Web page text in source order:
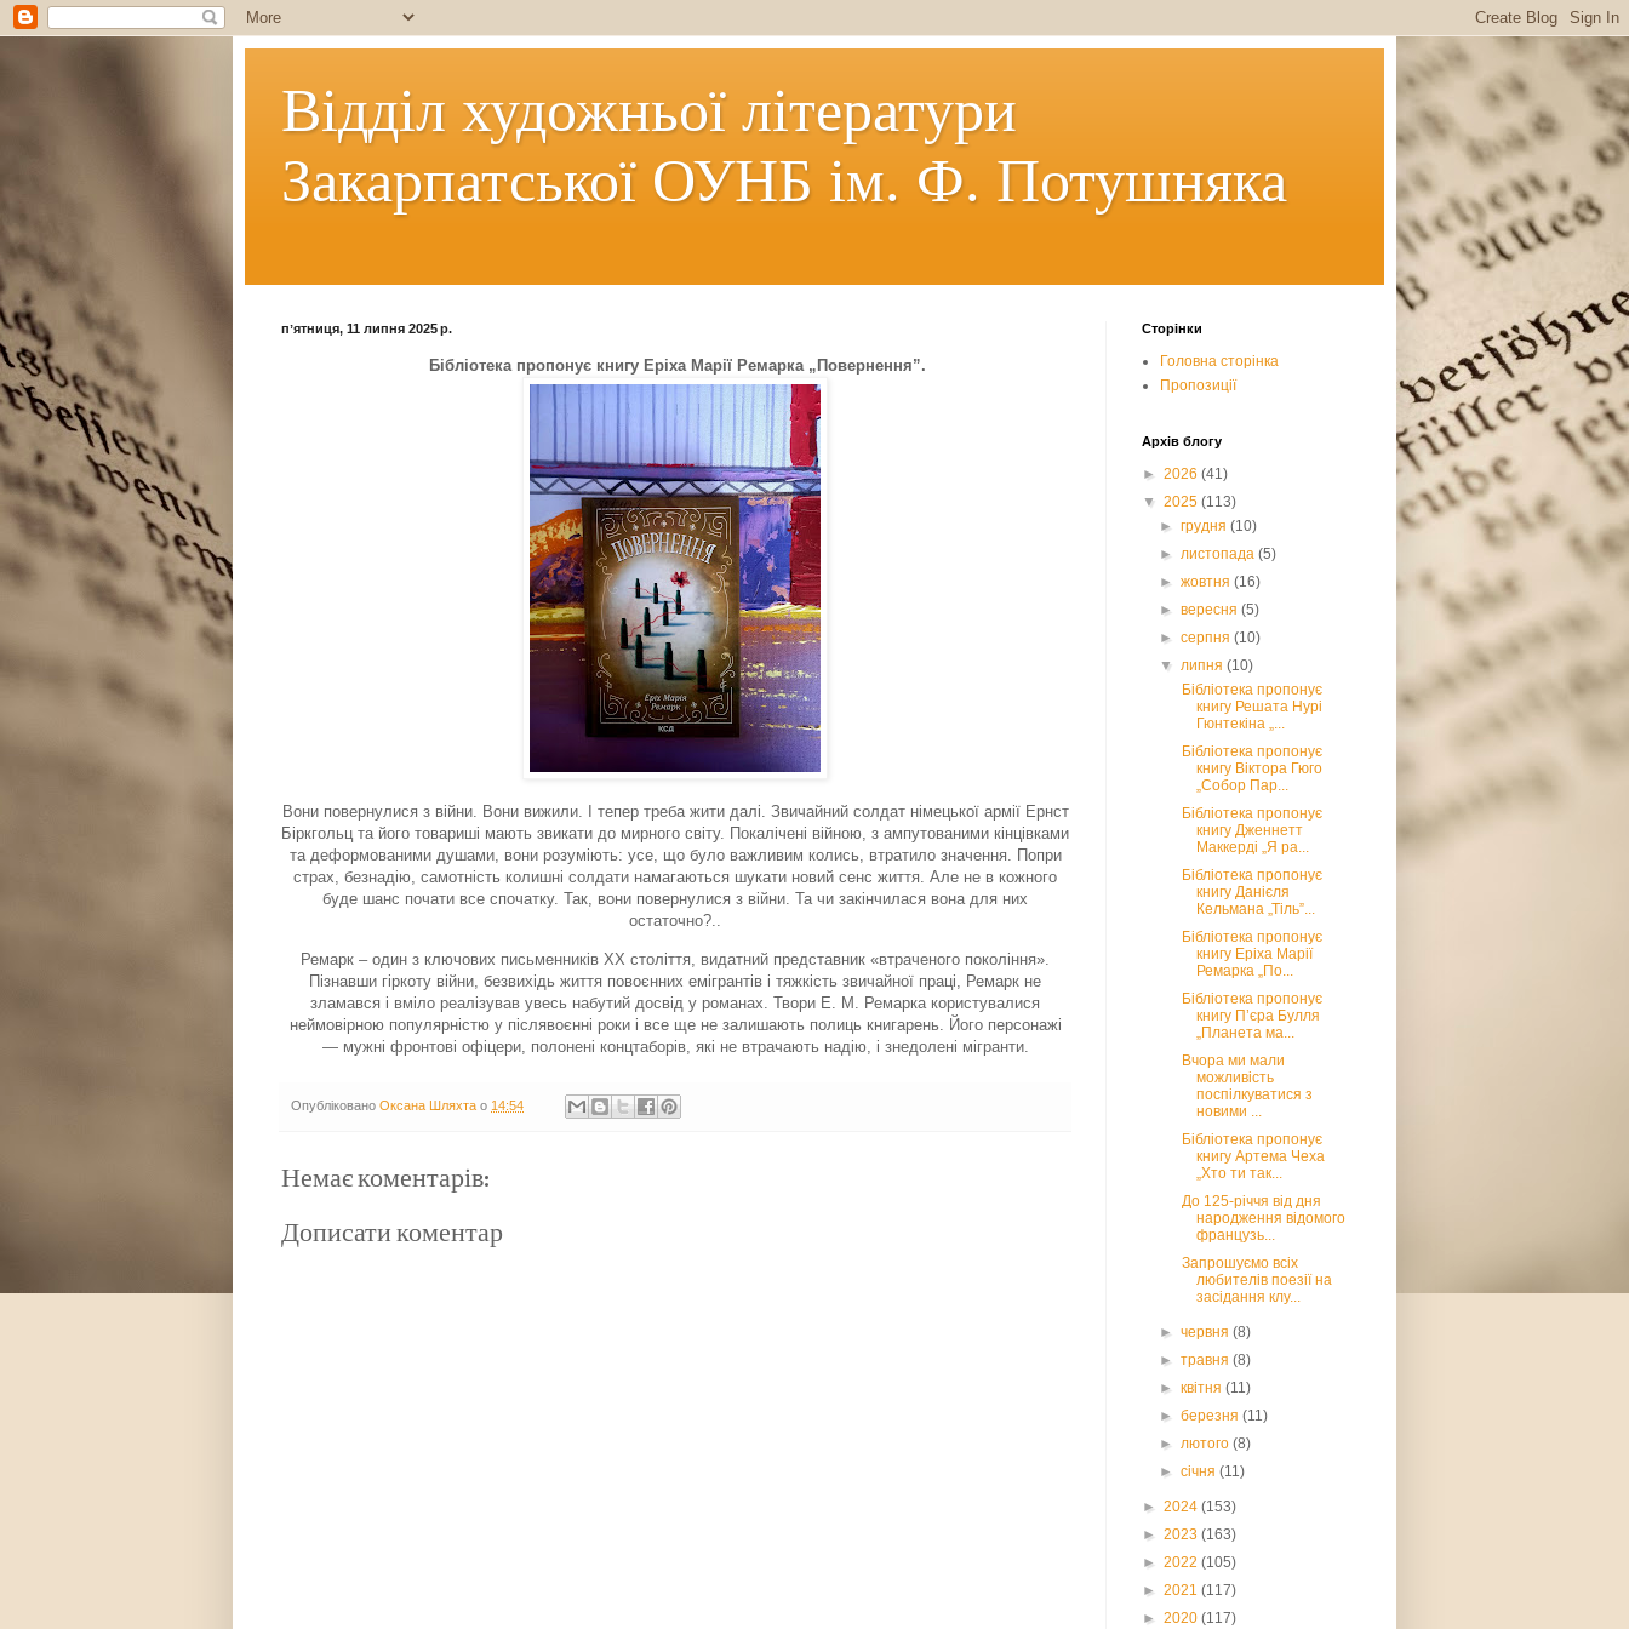
Відділ художньої літератури
Закарпатської ОУНБ ім. Ф. Потушняка
пʼятниця, 11 липня 2025 р.
Бібліотека пропонує книгу Еріха Марії Ремарка „Повернення”.
Вони повернулися з війни. Вони вижили. І тепер треба жити далі. Звичайний солдат німецької армії Ернст
Біркгольц та його товариші мають звикати до мирного світу. Покалічені війною, з ампутованими кінцівками
та деформованими душами, вони розуміють: усе, що було важливим колись, втратило значення. Попри
страх, безнадію, самотність колишні солдати намагаються шукати новий сенс життя. Але не в кожного
буде шанс почати все спочатку. Так, вони повернулися з війни. Та чи закінчилася вона для них
остаточно?..
Ремарк – один з ключових письменників XX століття, видатний представник «втраченого покоління».
Пізнавши гіркоту війни, безвихідь життя повоєнних емігрантів і тяжкість звичайної праці, Ремарк не
зламався і вміло реалізував увесь набутий досвід у романах. Твори Е. М. Ремарка користувалися
неймовірною популярністю у післявоєнні роки і все ще не залишають полиць книгарень. Його персонажі
— мужні фронтові офіцери, полонені концтаборів, які не втрачають надію, і знедолені мігранти.
Опубліковано Оксана Шляхта о 14:54
Немає коментарів:
Дописати коментар
Сторінки
Головна сторінка
Пропозиції
Архів блогу
► 2026 (41)
▼ 2025 (113)
►грудня(10)
►листопада(5)
►жовтня(16)
►вересня(5)
►серпня(10)
▼липня(10)
Бібліотека пропонує
книгу Решата Нурі
Гюнтекіна „...
Бібліотека пропонує
книгу Віктора Гюго
„Собор Пар...
Бібліотека пропонує
книгу Дженнетт
Маккерді „Я ра...
Бібліотека пропонує
книгу Данієля
Кельмана „Тіль”...
Бібліотека пропонує
книгу Еріха Марії
Ремарка „По...
Бібліотека пропонує
книгу П’єра Булля
„Планета ма...
Вчора ми мали
можливість
поспілкуватися з
новими ...
Бібліотека пропонує
книгу Артема Чеха
„Хто ти так...
До 125-річчя від дня
народження відомого
французь...
Запрошуємо всіх
любителів поезії на
засідання клу...
►червня(8)
►травня(8)
►квітня(11)
►березня(11)
►лютого(8)
►січня(11)
► 2024 (153)
► 2023 (163)
► 2022 (105)
► 2021 (117)
► 2020 (117)